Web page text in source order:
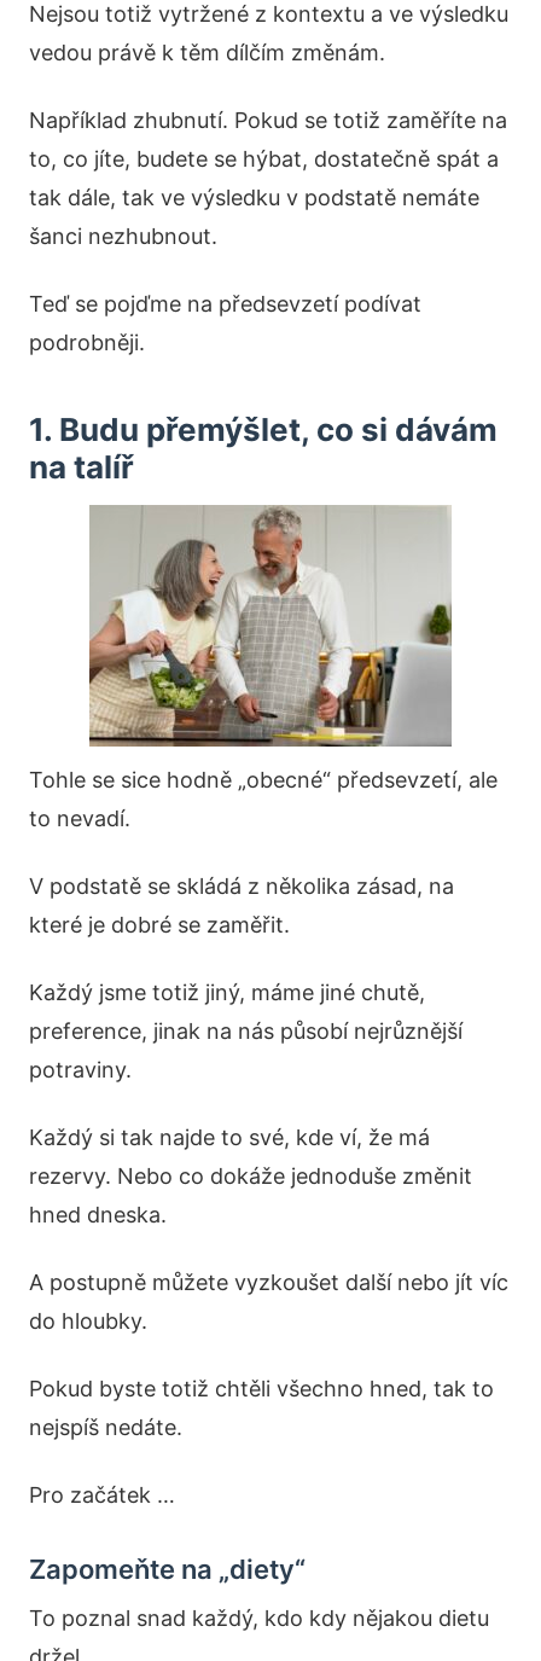
Nejsou totiž vytržené z kontextu a ve výsledku
vedou právě k těm dílčím změnám.
Například zhubnutí. Pokud se totiž zaměříte na
to, co jíte, budete se hýbat, dostatečně spát a
tak dále, tak ve výsledku v podstatě nemáte
šanci nezhubnout.
Teď se pojďme na předsevzetí podívat
podrobněji.
1. Budu přemýšlet, co si dávám
na talíř
Tohle se sice hodně „obecné“ předsevzetí, ale
to nevadí.
V podstatě se skládá z několika zásad, na
které je dobré se zaměřit.
Každý jsme totiž jiný, máme jiné chutě,
preference, jinak na nás působí nejrůznější
potraviny.
Každý si tak najde to své, kde ví, že má
rezervy. Nebo co dokáže jednoduše změnit
hned dneska.
A postupně můžete vyzkoušet další nebo jít víc
do hloubky.
Pokud byste totiž chtěli všechno hned, tak to
nejspíš nedáte.
Pro začátek …
Zapomeňte na „diety“
To poznal snad každý, kdo kdy nějakou dietu